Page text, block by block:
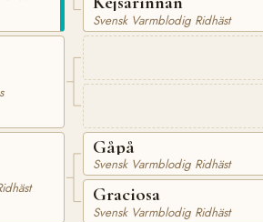
Svensk Varmblodig Ridhäst
Gåpå
Svensk Varmblodig Ridhäst
Graciosa
Svensk Varmblodig Ridhäst